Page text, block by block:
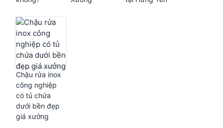
Chậu rửa inox
công nghiệp
có tủ chứa
dưới bền đẹp
giá xưởng